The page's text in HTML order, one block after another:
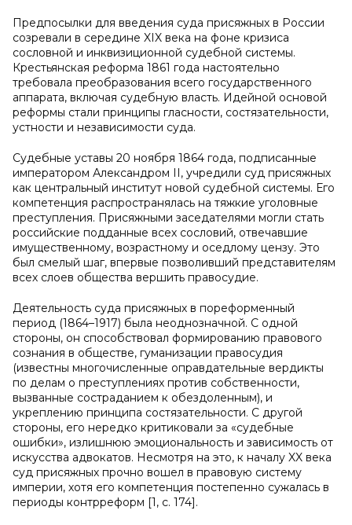
Предпосылки для введения суда присяжных в России
созревали в середине XIX века на фоне кризиса
сословной и инквизиционной судебной системы.
Крестьянская реформа 1861 года настоятельно
требовала преобразования всего государственного
аппарата, включая судебную власть. Идейной основой
реформы стали принципы гласности, состязательности,
устности и независимости суда.
Судебные уставы 20 ноября 1864 года, подписанные
императором Александром II, учредили суд присяжных
как центральный институт новой судебной системы. Его
компетенция распространялась на тяжкие уголовные
преступления. Присяжными заседателями могли стать
российские подданные всех сословий, отвечавшие
имущественному, возрастному и оседлому цензу. Это
был смелый шаг, впервые позволивший представителям
всех слоев общества вершить правосудие.
Деятельность суда присяжных в пореформенный
период (1864–1917) была неоднозначной. С одной
стороны, он способствовал формированию правового
сознания в обществе, гуманизации правосудия
(известны многочисленные оправдательные вердикты
по делам о преступлениях против собственности,
вызванные состраданием к обездоленным), и
укреплению принципа состязательности. С другой
стороны, его нередко критиковали за «судебные
ошибки», излишнюю эмоциональность и зависимость от
искусства адвокатов. Несмотря на это, к началу XX века
суд присяжных прочно вошел в правовую систему
империи, хотя его компетенция постепенно сужалась в
периоды контрреформ [1, с. 174].